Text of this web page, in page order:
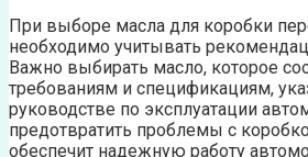
При выборе масла для коробки
необходимо учитывать
Важно выбирать масло, которое
требованиям и спецификациям,
руководстве по эксплуатации
предотвратить проблемы с
обеспечит надежную работу